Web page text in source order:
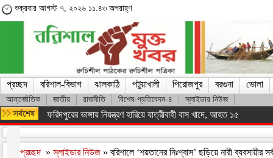
শুক্রবার আগস্ট ৭, ২০২৬ ১১:৪৩ অপরাহ্ণ
প্রচ্ছদ বরিশাল-বিভাগ ঝালকাঠি পটুয়াখালী পিরোজপুর বরগুনা ভোলা
আন্তর্জাতিক জাতীয় রাজনীতি বিশেষ-প্রতিবেদন-৪ স্লাইডার নিউজ
ফরিদপুরের ভাঙ্গায় নিয়ন্ত্রণ হারিয়ে যাত্রীবাহী বাস খাদে, আহত ১৫
প্রচ্ছদ »স্লাইডার নিউজ » বরিশালে ‘শয়তানের নিঃশ্বাস’ ছড়িয়ে নারী ব্যবসায়ীর